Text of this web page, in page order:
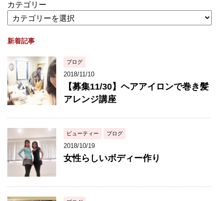
カテゴリー
新着記事
ブログ
2018/11/10
【募集11/30】ヘアアイロンで巻き髪
アレンジ講座
ビューティー ブログ
2018/10/19
女性らしいボディー作り